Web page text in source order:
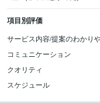
項目別評価
サービス内容/提案のわかり
コミュニケーション
クオリティ
スケジュール